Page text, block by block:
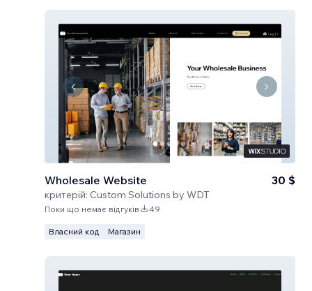
Wholesale Website
критерій: Custom Solutions by WDT
30 $
Поки що немає відгуків 49
Власний код Магазин